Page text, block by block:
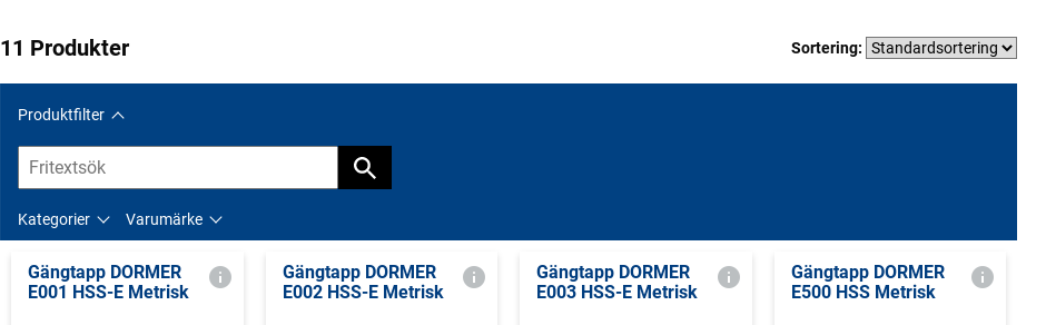
11 Produkter Sortering:
Produktfilter
Kategorier Varumärke
Gängtapp DORMER
E001 HSS-E Metrisk
Gängtapp DORMER
E002 HSS-E Metrisk
Gängtapp DORMER
E003 HSS-E Metrisk
Gängtapp DORMER
E500 HSS Metrisk